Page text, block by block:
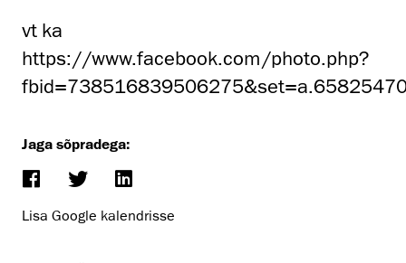
vt ka
https://www.facebook.com/photo.php?
Jaga sõpradega:
Lisa Google kalendrisse